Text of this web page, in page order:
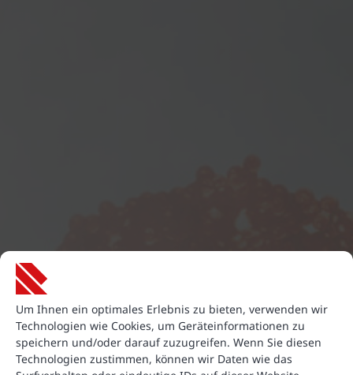
Um Ihnen ein optimales Erlebnis zu bieten, verwenden wir
Technologien wie Cookies, um Geräteinformationen zu
speichern und/oder darauf zuzugreifen. Wenn Sie diesen
Technologien zustimmen, können wir Daten wie das